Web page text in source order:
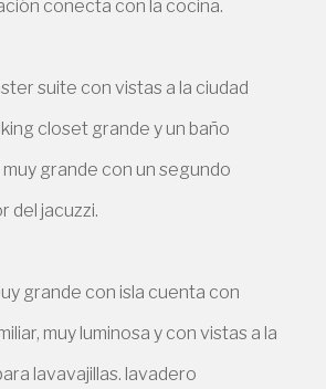
conecta con la cocina.
suite con vistas a la ciudad
closet grande y un baño
grande con un segundo
del jacuzzi.
grande con isla cuenta con
muy luminosa y con vistas a la
lavavajillas. lavadero